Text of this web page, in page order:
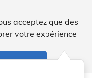
acceptez que des
votre expérience
message